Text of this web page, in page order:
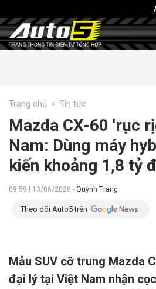
Trang chủ › Tin tức
Mazda CX-60 'rục
Nam: Dùng máy
kiến khoảng 1,8 tỷ
09:59 | 13/06/2026 - Quỳnh Trang
Theo dõi Auto5 trên
Mẫu SUV cỡ trung Mazda
đại lý tại Việt Nam nhận